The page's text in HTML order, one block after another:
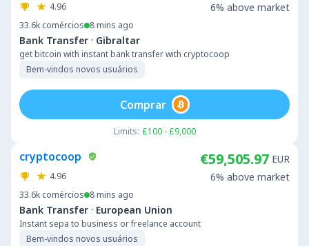
4.96
33.6k comércios 8 mins ago
Bank Transfer · Gibraltar
get bitcoin with instant bank transfer with cryptocoop
Bem-vindos novos usuários
6% above market
Limits: £100 - £9,000
Comprar
cryptocoop
4.96
33.6k comércios 8 mins ago
Bank Transfer · European Union
Instant sepa to business or freelance account
Bem-vindos novos usuários
€59,505.97 EUR
6% above market